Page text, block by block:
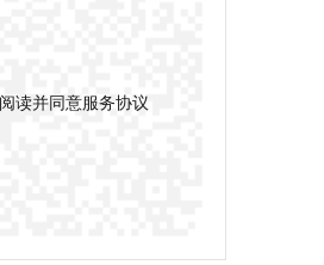
读并同意服务协议